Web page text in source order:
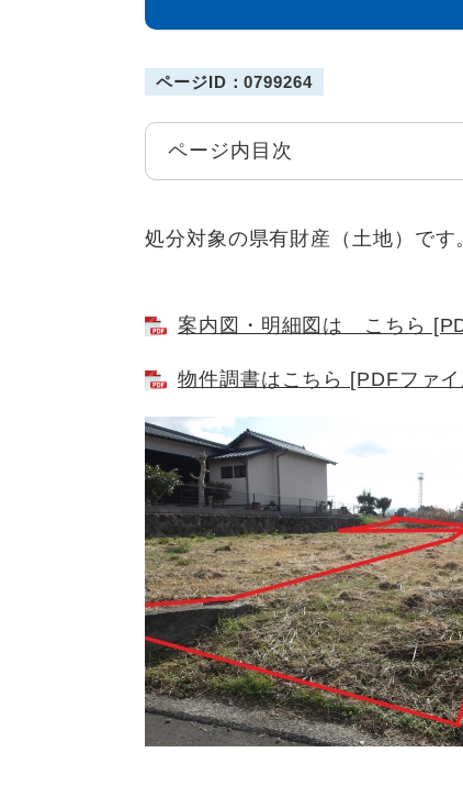
ページID：0799264
ページ内目次
処分対象の県有財産（土地）です
案内図・明細図は こちら
物件調書はこちら [PDFファ